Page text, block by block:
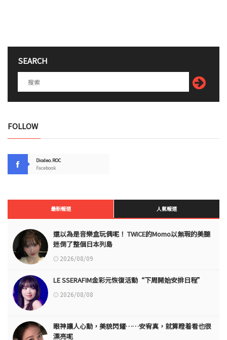
SEARCH
FOLLOW
Diodeo.ROC
Facebook
最新報道 人氣報道
還以為是音樂盒玩偶呢！ TWICE的Momo以無瑕的美腿
迷倒了整個日本列島
2026/08/09
LE SSERAFIM金彩元恢復活動“下周開始安排日程”
2026/08/08
眼神讓人心動，美貌閃耀……安宥真，就算瞪着看也很
漂亮呢